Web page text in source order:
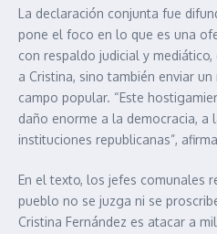
La declaración conjunta fue
pone el foco en lo que es una
con respaldo judicial y
a Cristina, sino también enviar
campo popular. “Este
daño enorme a la democracia, a
instituciones republicanas”,
En el texto, los jefes comunales
pueblo no se juzga ni se
Cristina Fernández es atacar a